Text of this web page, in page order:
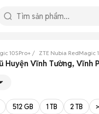
10SPro+ ZTE Nubia RedMagic
Huyện Vĩnh Tường, Vĩnh
512 GB 1 TB 2 TB